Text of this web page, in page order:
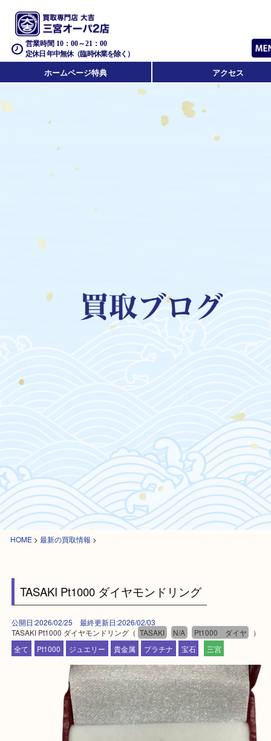
営業時間 10：00～21：00
定休日 年中無休（臨時休業を除く）
ホームページ特典 アクセス
HOME
TASAKI Pt1000 ダイヤモンドリング
公開日:2026/02/25 最終更新日:2026/02/03
TASAKI Pt1000 ダイヤモンドリング（ TASAKI N/A Pt1000 ダイヤ
Pt1000 ジュエリー 貴金属 プラチナ 宝石 三宮